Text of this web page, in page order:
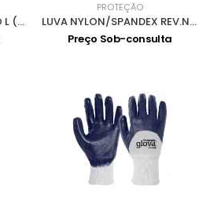
LUVA NITRILO PRETO S/PÓ L (100un) 0703013
PROTEÇÃO
LUVA NYLON/SPANDEX REV.NITRILO FOAM MICROFILME 8 - 0701072
Preço Sob-consulta